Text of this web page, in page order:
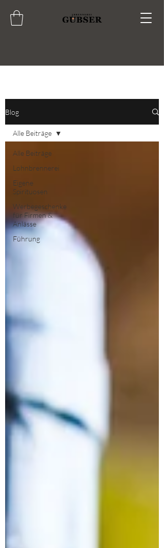
Blog
Alle Beiträge
Lohnbrennerei
Eigene
Spirituosen
Werbegeschenke
für Firmen &
Anlässe
Führung
Alle Beiträge